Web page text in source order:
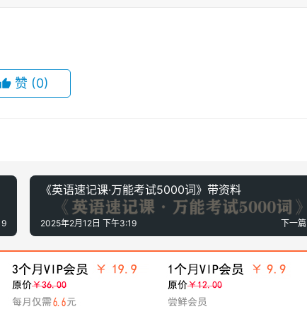
赞 (0)
《英语速记课·万能考试5000词》带资料
下一篇
2025年2月12日 下午3:19